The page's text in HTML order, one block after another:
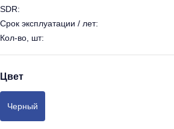
SDR:
Срок эксплуатации / лет:
Кол-во, шт:
Цвет
Черный